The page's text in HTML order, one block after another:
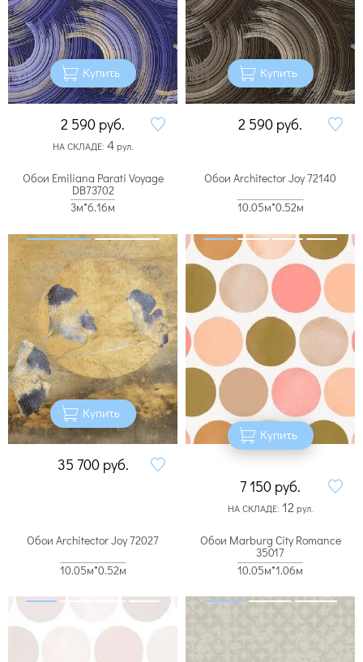
Купить
2 590 руб.
НА СКЛАДЕ: 4рул.
Купить
2 590 руб.
Обои Emiliana Parati Voyage
DB73702
3м*6.16м
Купить
35 700 руб.
Обои Architector Joy 72140
10.05м*0.52м
Купить
7 150 руб.
НА СКЛАДЕ: 12рул.
Обои Architector Joy 72027
10.05м*0.52м
Обои Marburg City Romance
35017
10.05м*1.06м